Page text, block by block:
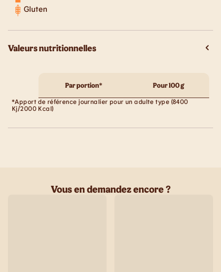
Gluten
Valeurs nutritionnelles
Par portion* Pour 100 g
*Apport de référence journalier pour un adulte type (8400
Kj/2000 Kcal)
Vous en demandez encore ?